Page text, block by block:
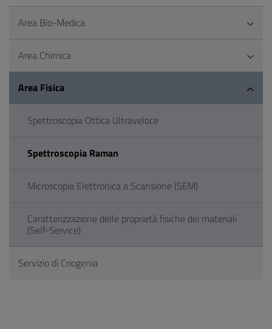
Area Bio-Medica
Area Chimica
Area Fisica
Spettroscopia Ottica Ultraveloce
Spettroscopia Raman
Microscopia Elettronica a Scansione (SEM)
Caratterizzazione delle proprietà fisiche dei materiali
(Self-Service)
Servizio di Criogenia